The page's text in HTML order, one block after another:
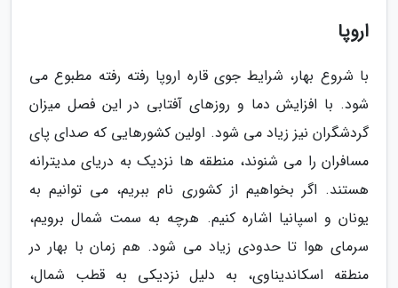
اروپا
با شروع بهار، شرایط جوی قاره اروپا رفته رفته مطبوع می
شود. با افزایش دما و روزهای آفتابی در این فصل میزان
گردشگران نیز زیاد می شود. اولین کشورهایی که صدای پای
مسافران را می شنوند، منطقه ها نزدیک به دریای مدیترانه
هستند. اگر بخواهیم از کشوری نام ببریم، می توانیم به
یونان و اسپانیا اشاره کنیم. هرچه به سمت شمال برویم،
سرمای هوا تا حدودی زیاد می شود. هم زمان با بهار در
منطقه اسکاندیناوی، به دلیل نزدیکی به قطب شمال،